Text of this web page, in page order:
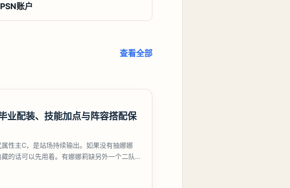
PSN账户
查看全部
业配装、技能加点与阵容搭配保
性主C，是站场持续输出。如果没有抽娜娜
的话可以先用着。有娜娜莉缺另外一个二队C